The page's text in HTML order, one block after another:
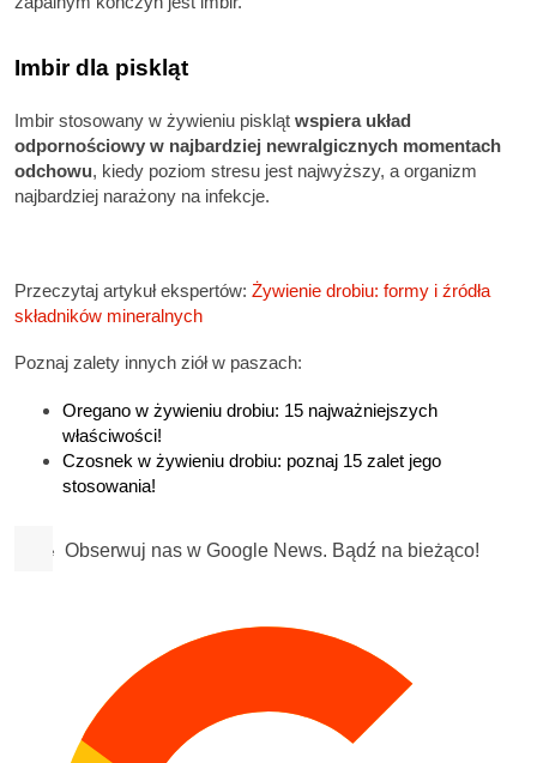
Imbir dla piskląt
Imbir stosowany w żywieniu piskląt wspiera układ
odpornościowy w najbardziej newralgicznych momentach
odchowu, kiedy poziom stresu jest najwyższy, a organizm
najbardziej narażony na infekcje.
Przeczytaj artykuł ekspertów: Żywienie drobiu: formy i źródła
składników mineralnych
Poznaj zalety innych ziół w paszach:
Oregano w żywieniu drobiu: 15 najważniejszych
właściwości!
Czosnek w żywieniu drobiu: poznaj 15 zalet jego
stosowania!
Obserwuj nas w Google News. Bądź na bieżąco!